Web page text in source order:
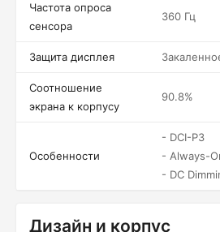
Частота опроса
сенсора
360 Гц
Защита дисплея
Соотношение
экрана к корпусу
90.8%
Особенности
- DCI-P3
- Always-
- DC
Дизайн и корпус